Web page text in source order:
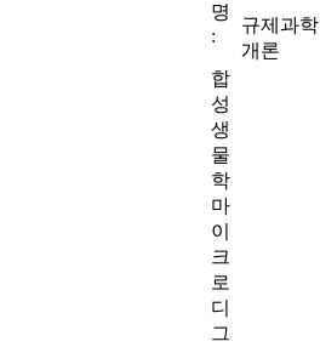
명
:
합
성
생
물
학
마
이
크
로
디
그
규제과학
개론